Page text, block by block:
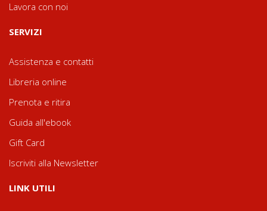
Lavora con noi
SERVIZI
Assistenza e contatti
Libreria online
Prenota e ritira
Guida all'ebook
Gift Card
Iscriviti alla Newsletter
LINK UTILI